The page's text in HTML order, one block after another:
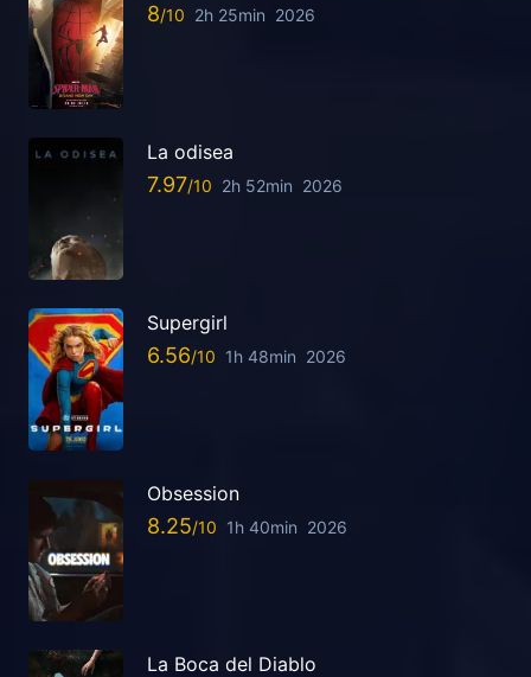
8 2h 25min 2026
La odisea
7.97 2h 52min 2026
Supergirl
6.56 1h 48min 2026
Obsession
8.25 1h 40min 2026
La Boca del Diablo